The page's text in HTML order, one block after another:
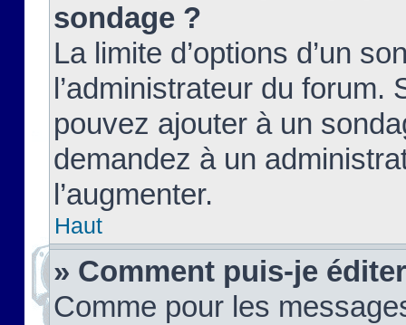
sondage ?
La limite d’options d’un
l’administrateur du forum.
pouvez ajouter à un
demandez à un
l’augmenter.
Haut
» Comment puis-je
Comme pour les